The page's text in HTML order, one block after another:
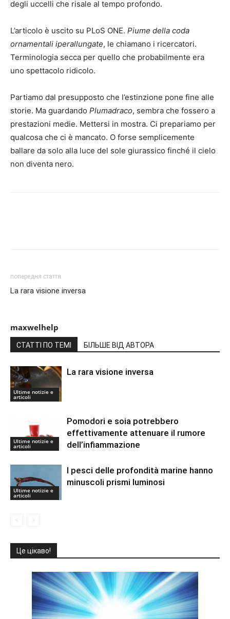
degli uccelli che risale al tempo profondo.
L’articolo è uscito su PLoS ONE. Piume della coda
ornamentali iperallungate, le chiamano i ricercatori.
Terminologia secca per quello che probabilmente era
uno spettacolo ridicolo.
Partiamo dal presupposto che l’estinzione pone fine alle
storie. Ma guardando Plumadraco, sembra che fossero a
prestazioni medie. Mettersi in mostra. Ci prepariamo per
qualcosa che ci è mancato. O forse semplicemente
ballare da solo alla luce del sole giurassico finché il cielo
non diventa nero.
попередня стаття
La rara visione inversa
maxwelhelp
СТАТТІ ПО ТЕМІ БІЛЬШЕ ВІД АВТОРА
Ultime notizie e
articoli
La rara visione inversa
Ultime notizie e
articoli
Pomodori e soia potrebbero
effettivamente attenuare il rumore
dell’infiammazione
Ultime notizie e
articoli
I pesci delle profondità marine hanno
minuscoli prismi luminosi
Це цікаво!